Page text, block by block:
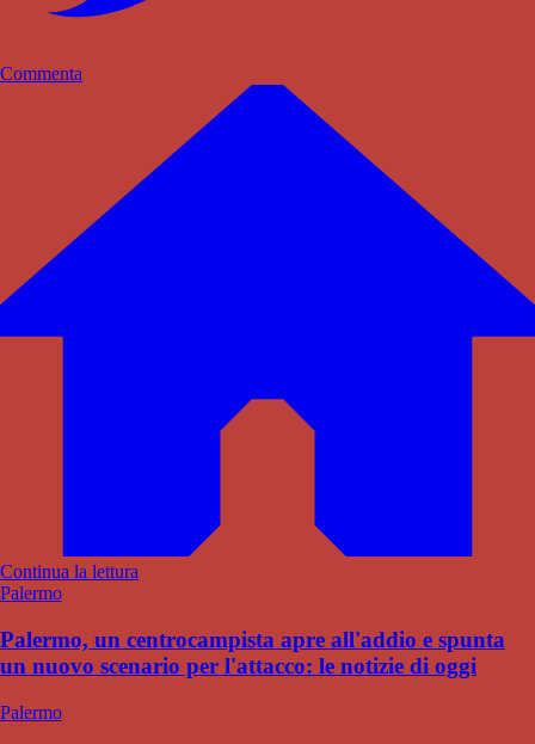
Commenta
Continua la lettura
Palermo
Palermo, un centrocampista apre all'addio e spunta
un nuovo scenario per l'attacco: le notizie di oggi
Palermo